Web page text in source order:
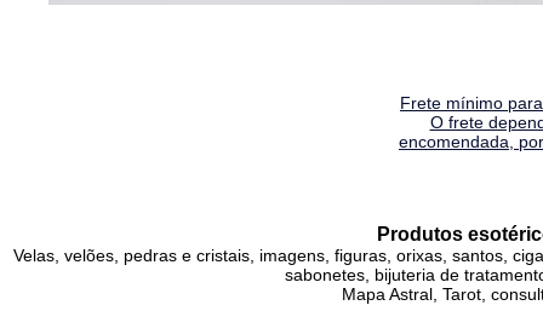
Frete mínimo
O frete
encomendada,
Produtos
Velas, velões, pedras e cristais, imagens, figuras, orixas, santos,
sabonetes, bijuteria de
Mapa Astral, Tarot,